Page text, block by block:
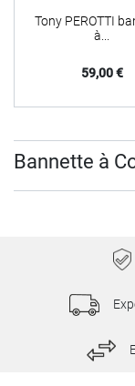
Tony PEROTTI
à...
Prix
59,00 €
Bannette à